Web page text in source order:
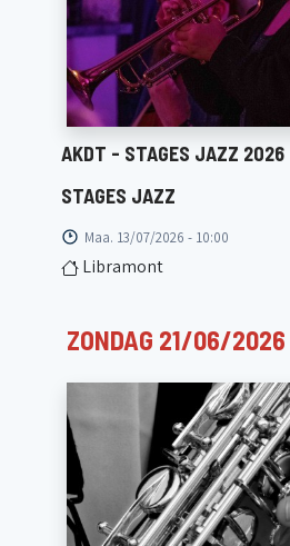
AKDT - STAGES JAZZ 2026
STAGES JAZZ
Maa. 13/07/2026 - 10:00
Libramont
ZONDAG 21/06/2026